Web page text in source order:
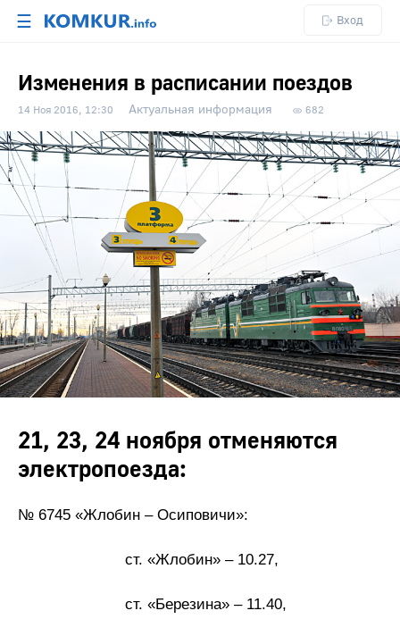
☰ Вход
Изменения в расписании поездов
14 Ноя 2016, 12:30 Актуальная информация 682
21, 23, 24 ноября отменяются
электропоезда:
№ 6745 «Жлобин – Осиповичи»:
ст. «Жлобин» – 10.27,
ст. «Березина» – 11.40,